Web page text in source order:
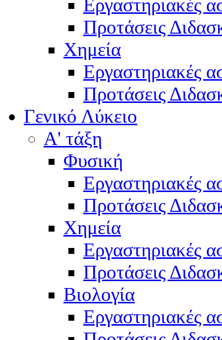
Εργαστηριακές
Προτάσεις
Χημεία
Εργαστηριακές
Προτάσεις
Γενικό Λύκειο
Α' τάξη
Φυσική
Εργαστηριακές
Προτάσεις
Χημεία
Εργαστηριακές
Προτάσεις
Βιολογία
Εργαστηριακές